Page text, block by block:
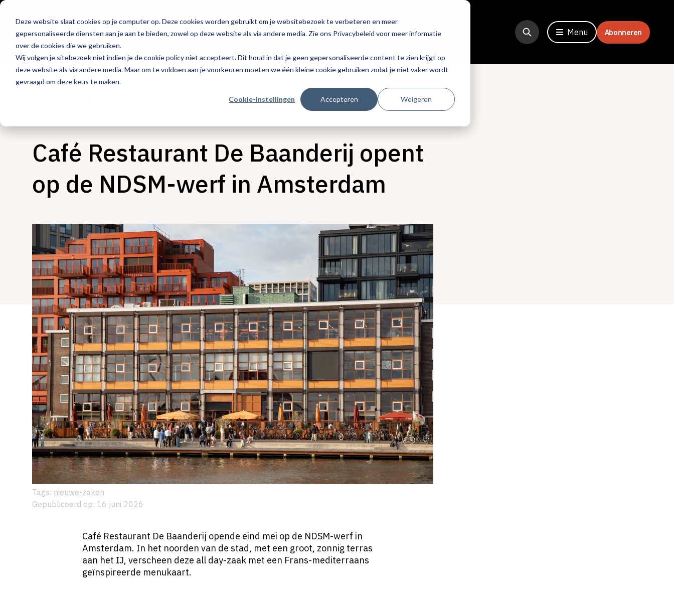
Deze website slaat cookies op je computer op. Deze cookies worden gebruikt om je websitebezoek te verbeteren en meer
gepersonaliseerde diensten aan je aan te bieden, zowel op deze website als via andere media. Zie ons Privacybeleid voor meer informatie
over de cookies die we gebruiken.
Wij volgen je sitebezoek niet indien je de cookie policy niet accepteert. Dit houd in dat je geen gepersonaliseerde content te zien krijgt op
deze website als via andere media. Maar om te voldoen aan je voorkeuren moeten we één kleine cookie gebruiken zodat je niet vaker wordt
gevraagd om deze keus te maken.
Cookie-instellingen Accepteren Weigeren
Hét platform voor
de horeca
Menu Abonneren
Café Restaurant De Baanderij opent
op de NDSM-werf in Amsterdam
Tags: nieuwe-zaken
Gepubliceerd op: 16 juni 2026
Café Restaurant De Baanderij opende eind mei op de NDSM-werf in
Amsterdam. In het noorden van de stad, met een groot, zonnig terras
aan het IJ, verscheen deze all day-zaak met een Frans-mediterraans
geïnspireerde menukaart.